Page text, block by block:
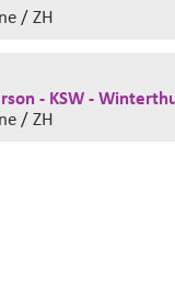
/ ZH
- KSW -
/ ZH